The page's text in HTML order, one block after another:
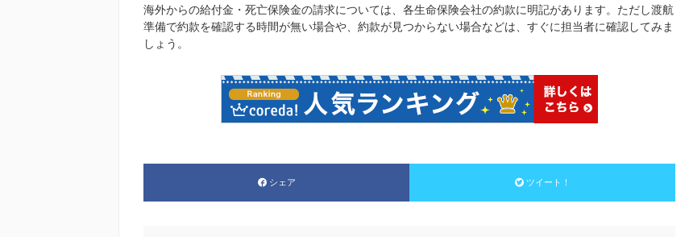
海外からの給付金・死亡保険金の請求については、各生命保険会社の約款に明記があります。ただし渡航
準備で約款を確認する時間が無い場合や、約款が見つからない場合などは、すぐに担当者に確認してみま
しょう。
シェア ツイート！